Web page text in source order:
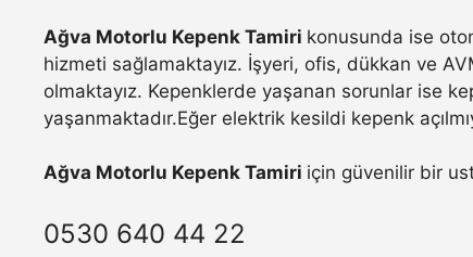
Ağva Motorlu Kepenk Tamiri konusunda ise
hizmeti sağlamaktayız. İşyeri, ofis, dükkan ve
olmaktayız. Kepenklerde yaşanan sorunlar ise
yaşanmaktadır.Eğer elektrik kesildi kepenk
Ağva Motorlu Kepenk Tamiri için güvenilir bir
0530 640 44 22